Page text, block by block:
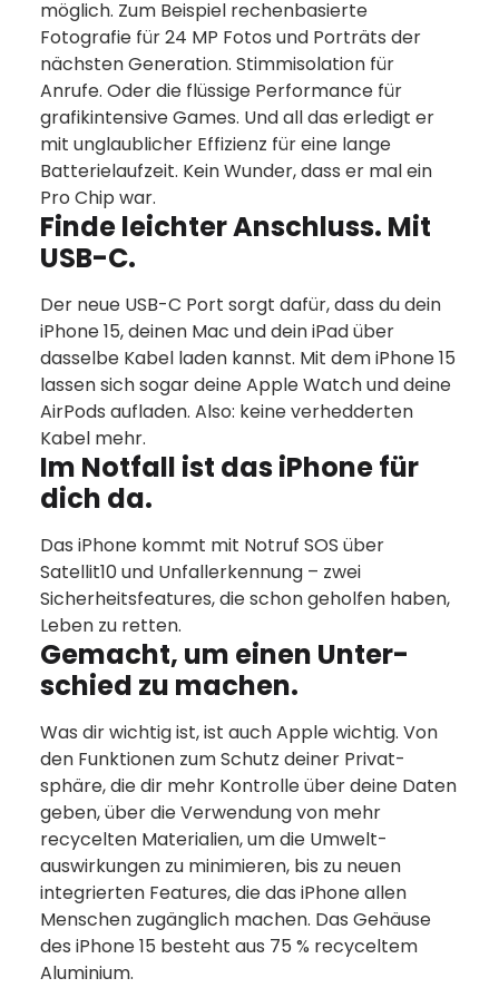
möglich. Zum Beispiel rechen­­basierte
Fotografie für 24 MP Fotos und Porträts der
nächsten Generation. Stimm­isolation für
Anrufe. Oder die flüssige Perfor­mance für
grafik­intensive Games. Und all das erledigt er
mit unglaublicher Effizienz für eine lange
Batterie­laufzeit. Kein Wunder, dass er mal ein
Pro Chip war.
Finde leichter Anschluss. Mit
USB-C.
Der neue USB-C Port sorgt dafür, dass du dein
iPhone 15, deinen Mac und dein iPad über
dasselbe Kabel laden kannst. Mit dem iPhone 15
lassen sich sogar deine Apple Watch und deine
AirPods aufladen. Also: keine verhedderten
Kabel mehr.
Im Notfall ist das iPhone für
dich da.
Das iPhone kommt mit Notruf SOS über
Satellit10 und Unfall­erkennung – zwei
Sicherheits­features, die schon geholfen haben,
Leben zu retten.
Gemacht, um einen Unter­
schied zu machen.
Was dir wichtig ist, ist auch Apple wichtig. Von
den Funktionen zum Schutz deiner Privat­
sphäre, die dir mehr Kontrolle über deine Daten
geben, über die Verwen­dung von mehr
recycelten Materialien, um die Umwelt­
auswirkungen zu minimieren, bis zu neuen
integrierten Features, die das iPhone allen
Menschen zugänglich machen. Das Gehäuse
des iPhone 15 besteht aus 75 % recyceltem
Aluminium.